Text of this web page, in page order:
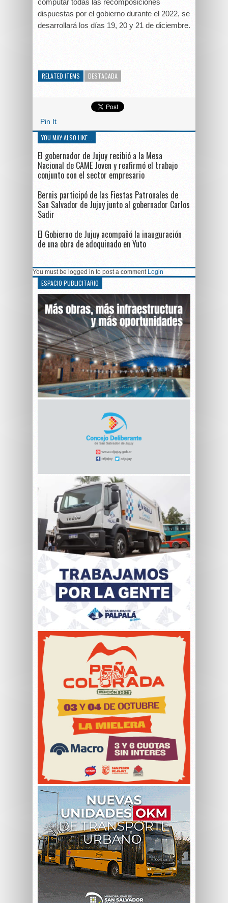
computar todas las recomposiciones
dispuestas por el gobierno durante el 2022, se
desarrollará los días 19, 20 y 21 de diciembre.
RELATED ITEMS DESTACADA
Pin It
YOU MAY ALSO LIKE...
El gobernador de Jujuy recibió a la Mesa
Nacional de CAME Joven y reafirmó el trabajo
conjunto con el sector empresario
Bernis participó de las Fiestas Patronales de
San Salvador de Jujuy junto al gobernador Carlos
Sadir
El Gobierno de Jujuy acompañó la inauguración
de una obra de adoquinado en Yuto
You must be logged in to post a comment Login
ESPACIO PUBLICITARIO